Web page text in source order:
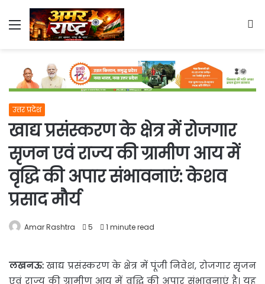
Menu
उत्तर प्रदेश
खाद्य प्रसंस्करण के क्षेत्र में रोजगार
सृजन एवं राज्य की ग्रामीण आय में
वृद्धि की अपार संभावनाएं: केशव
प्रसाद मौर्य
Amar Rashtra 5 1 minute read
लखनऊ:खाद्य प्रसंस्करण के क्षेत्र में पूंजी निवेश, रोजगार सृृजन
एवं राज्य की ग्रामीण आय में वृृद्धि की अपार संभावनाएं है। यह